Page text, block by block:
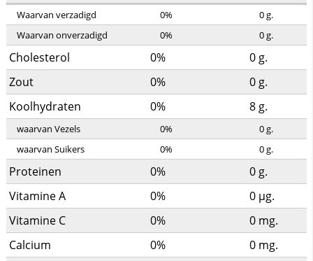
Waarvan verzadigd 0% 0g.
Waarvan onverzadigd
0% 0g.
Cholesterol 0% 0 g.
Zout
0% 0 g.
Koolhydraten
0% 8 g.
waarvan Vezels 0% 0g.
waarvan Suikers
0% 0g.
Proteinen 0% 0 g.
Vitamine A
0% 0 µg.
Vitamine C
0% 0 mg.
Calcium
0% 0 mg.